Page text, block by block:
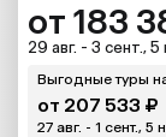
от 183
29 авг. - 3 сент., 5
Выгодные туры
от 207 533 ₽
27 авг. - 1 сент., 5 н.